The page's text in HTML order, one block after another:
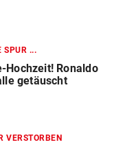
SPUR ...
Hochzeit! Ronaldo
getäuscht
VERSTORBEN